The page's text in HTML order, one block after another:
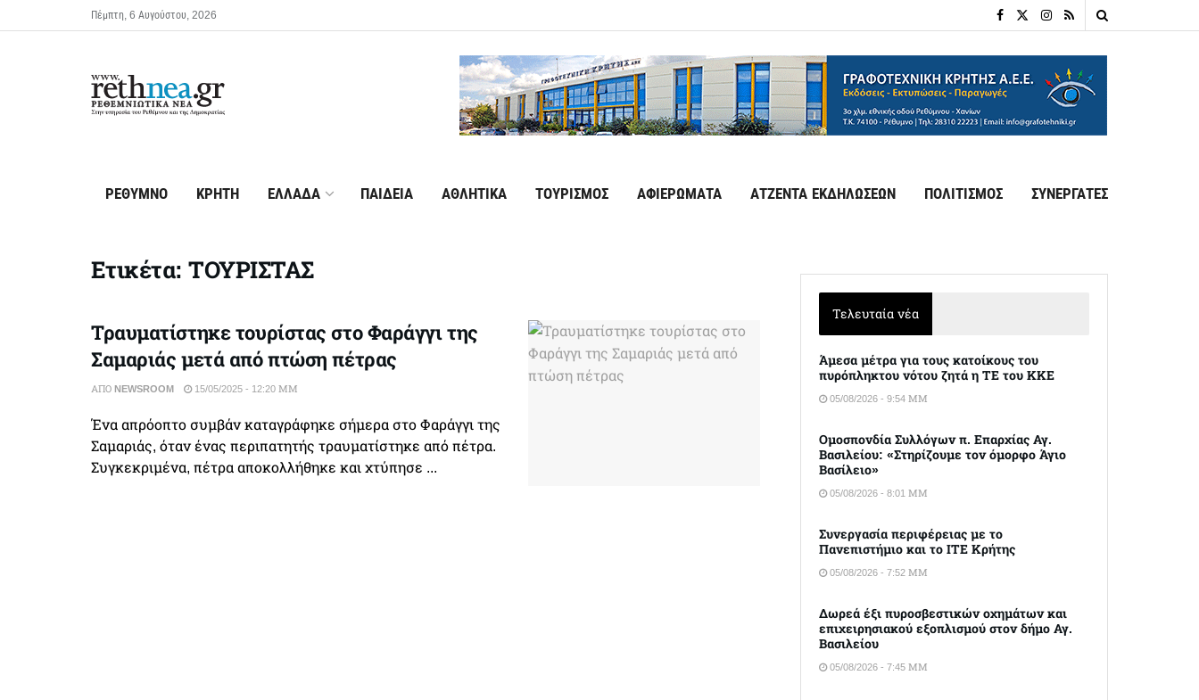
Πέμπτη, 6 Αυγούστου, 2026
ΡΕΘΥΜΝΟ ΚΡΗΤΗ ΕΛΛΑΔΑ ΠΑΙΔΕΙΑ ΑΘΛΗΤΙΚΑ ΤΟΥΡΙΣΜΟΣ ΑΦΙΕΡΩΜΑΤΑ ΑΤΖΕΝΤΑ ΕΚΔΗΛΩΣΕΩΝ ΠΟΛΙΤΙΣΜΟΣ ΣΥΝΕΡΓΑΤΕΣ
Ετικέτα:ΤΟΥΡΙΣΤΑΣ
Τραυματίστηκε τουρίστας στο Φαράγγι της
Σαμαριάς μετά από πτώση πέτρας
ΑΠΌ NEWSROOM 15/05/2025 - 12:20 ΜΜ
Ένα απρόοπτο συμβάν καταγράφηκε σήμερα στο Φαράγγι της
Σαμαριάς, όταν ένας περιπατητής τραυματίστηκε από πέτρα.
Συγκεκριμένα, πέτρα αποκολλήθηκε και χτύπησε ...
Τελευταία νέα
Άμεσα μέτρα για τους κατοίκους του
πυρόπληκτου νότου ζητά η ΤΕ του ΚΚΕ
05/08/2026 - 9:54 ΜΜ
Ομοσπονδία Συλλόγων π. Επαρχίας Αγ.
Βασιλείου: «Στηρίζουμε τον όμορφο Άγιο
Βασίλειο»
05/08/2026 - 8:01 ΜΜ
Συνεργασία περιφέρειας με το
Πανεπιστήμιο και το ΙΤΕ Κρήτης
05/08/2026 - 7:52 ΜΜ
Δωρεά έξι πυροσβεστικών οχημάτων και
επιχειρησιακού εξοπλισμού στον δήμο Αγ.
Βασιλείου
05/08/2026 - 7:45 ΜΜ